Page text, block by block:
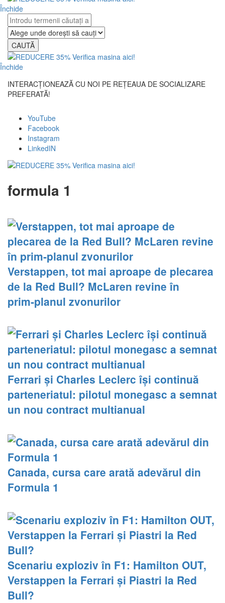
Închide
CAUTĂ
Închide
INTERACȚIONEAZĂ CU NOI PE REȚEAUA DE SOCIALIZARE
PREFERATĂ!
YouTube
Facebook
Instagram
LinkedIN
formula 1
Verstappen, tot mai aproape de plecarea
de la Red Bull? McLaren revine în
prim‑planul zvonurilor
Ferrari și Charles Leclerc își continuă
parteneriatul: pilotul monegasc a semnat
un nou contract multianual
Canada, cursa care arată adevărul din
Formula 1
Scenariu exploziv în F1: Hamilton OUT,
Verstappen la Ferrari și Piastri la Red
Bull?